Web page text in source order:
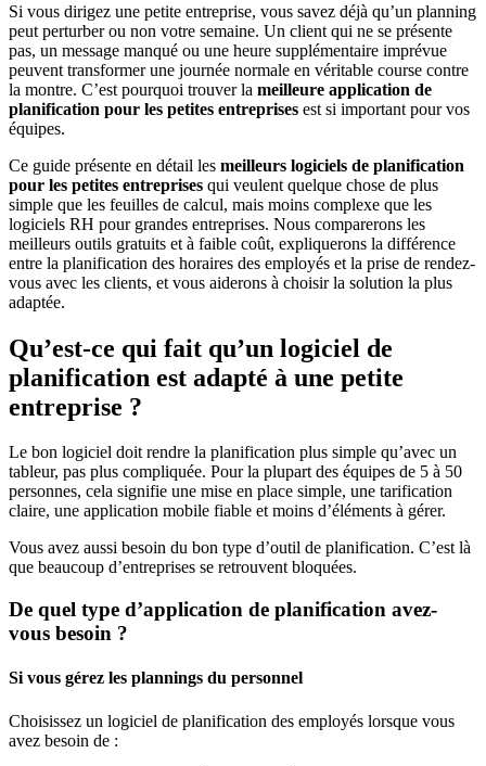
Si vous dirigez une petite entreprise, vous savez déjà qu’un planning
peut perturber ou non votre semaine. Un client qui ne se présente
pas, un message manqué ou une heure supplémentaire imprévue
peuvent transformer une journée normale en véritable course contre
la montre. C’est pourquoi trouver la meilleure application de
planification pour les petites entreprises est si important pour vos
équipes.
Ce guide présente en détail les meilleurs logiciels de planification
pour les petites entreprises qui veulent quelque chose de plus
simple que les feuilles de calcul, mais moins complexe que les
logiciels RH pour grandes entreprises. Nous comparerons les
meilleurs outils gratuits et à faible coût, expliquerons la différence
entre la planification des horaires des employés et la prise de rendez-
vous avec les clients, et vous aiderons à choisir la solution la plus
adaptée.
Qu’est-ce qui fait qu’un logiciel de
planification est adapté à une petite
entreprise ?
Le bon logiciel doit rendre la planification plus simple qu’avec un
tableur, pas plus compliquée. Pour la plupart des équipes de 5 à 50
personnes, cela signifie une mise en place simple, une tarification
claire, une application mobile fiable et moins d’éléments à gérer.
Vous avez aussi besoin du bon type d’outil de planification. C’est là
que beaucoup d’entreprises se retrouvent bloquées.
De quel type d’application de planification avez-
vous besoin ?
Si vous gérez les plannings du personnel
Choisissez un logiciel de planification des employés lorsque vous
avez besoin de :